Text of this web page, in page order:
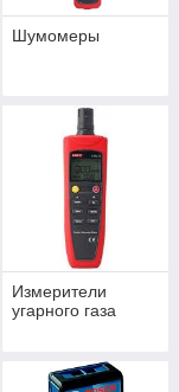
Шумомеры
Измерители
угарного газа